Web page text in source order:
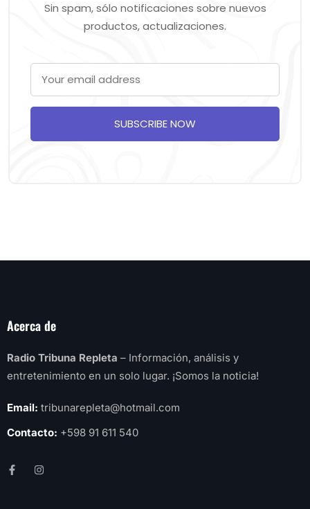
Sin spam, sólo notificaciones sobre nuevos
productos, actualizaciones.
SUBSCRIBE NOW
Acerca de
Radio Tribuna Repleta – Información, análisis y
entretenimiento en un solo lugar. ¡Somos la noticia!
Email: tribunarepleta@hotmail.com
Contacto: +598 91 611 540